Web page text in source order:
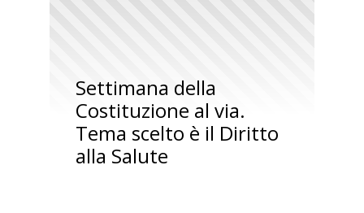
Settimana della
Costituzione al via.
Tema scelto è il Diritto
alla Salute